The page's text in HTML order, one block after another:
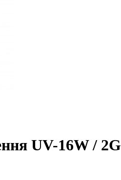
UV-16W / 2G